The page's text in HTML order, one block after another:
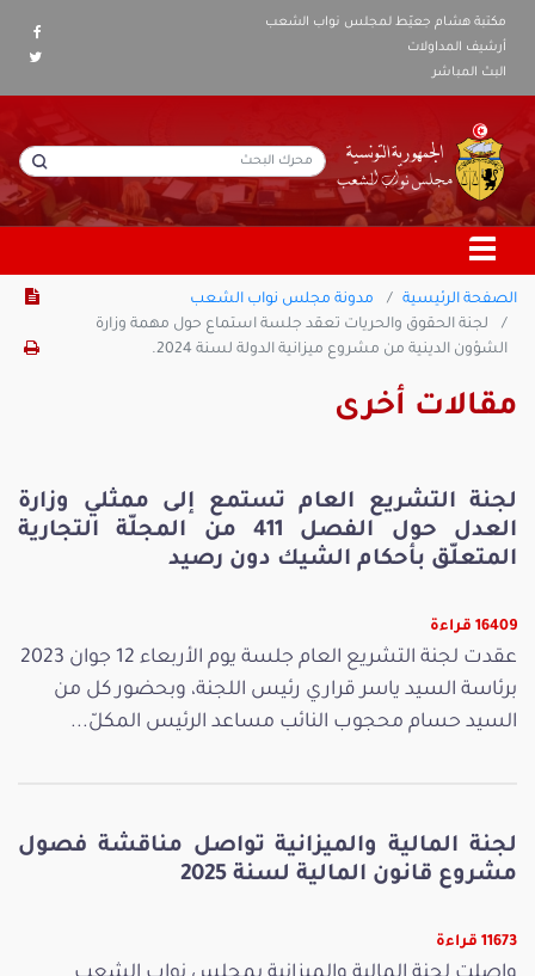
مكتبة هشام جعيّط لمجلس نواب الشعب
أرشيف المداولات
البث المباشر
الصفحة الرئيسية
مدونة مجلس نواب الشعب
لجنة الحقوق والحريات تعقد جلسة استماع حول مهمة وزارة
الشؤون الدينية من مشروع ميزانية الدولة لسنة 2024.
مقالات أخرى
لجنة التشريع العام تستمع إلى ممثلي وزارة
العدل حول الفصل 411 من المجلّة التجارية
المتعلّق بأحكام الشيك دون رصيد
16409 قراءة
عقدت لجنة التشريع العام جلسة يوم الأربعاء 12 جوان 2023
برئاسة السيد ياسر قراري رئيس اللجنة، وبحضور كل من
السيد حسام محجوب النائب مساعد الرئيس المكلّ...
لجنة المالية والميزانية تواصل مناقشة فصول
مشروع قانون المالية لسنة 2025
11673 قراءة